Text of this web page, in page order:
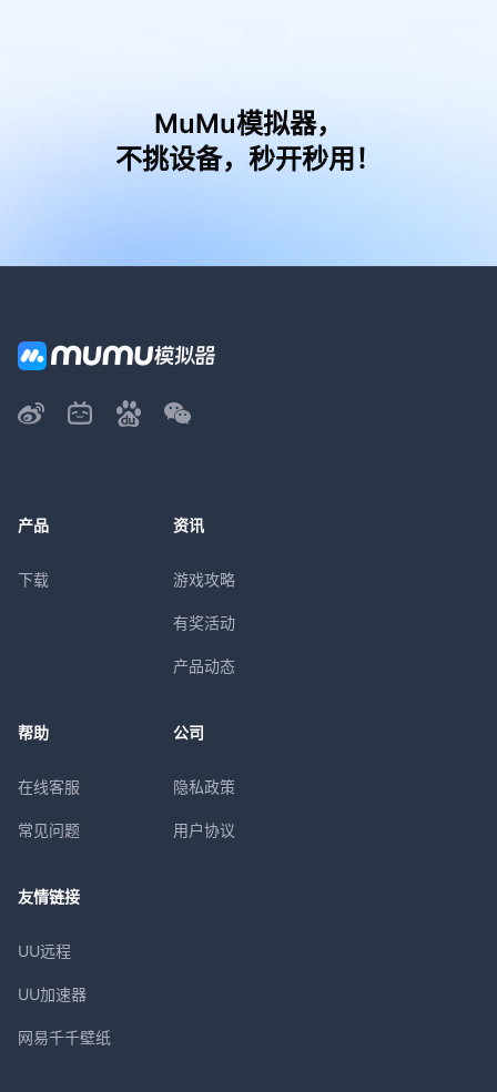
MuMu模拟器，
不挑设备，秒开秒用！
产品
下载
资讯
游戏攻略
有奖活动
产品动态
帮助
在线客服
常见问题
公司
隐私政策
用户协议
友情链接
UU远程
UU加速器
网易千千壁纸